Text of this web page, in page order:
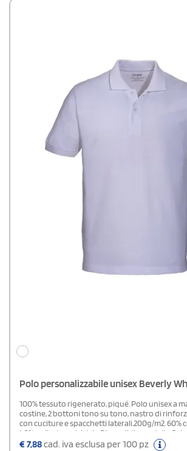
Polo personalizzabile unisex Beverly
100% tessuto rigenerato, piqué. Polo unisex a
costine, 2 bottoni tono su tono, nastro di
con cuciture e spacchetti laterali.200g/m2. 60%
40% poliestere riciclatoDisponibile modello
€7,88cad. iva esclusa per 100 pz